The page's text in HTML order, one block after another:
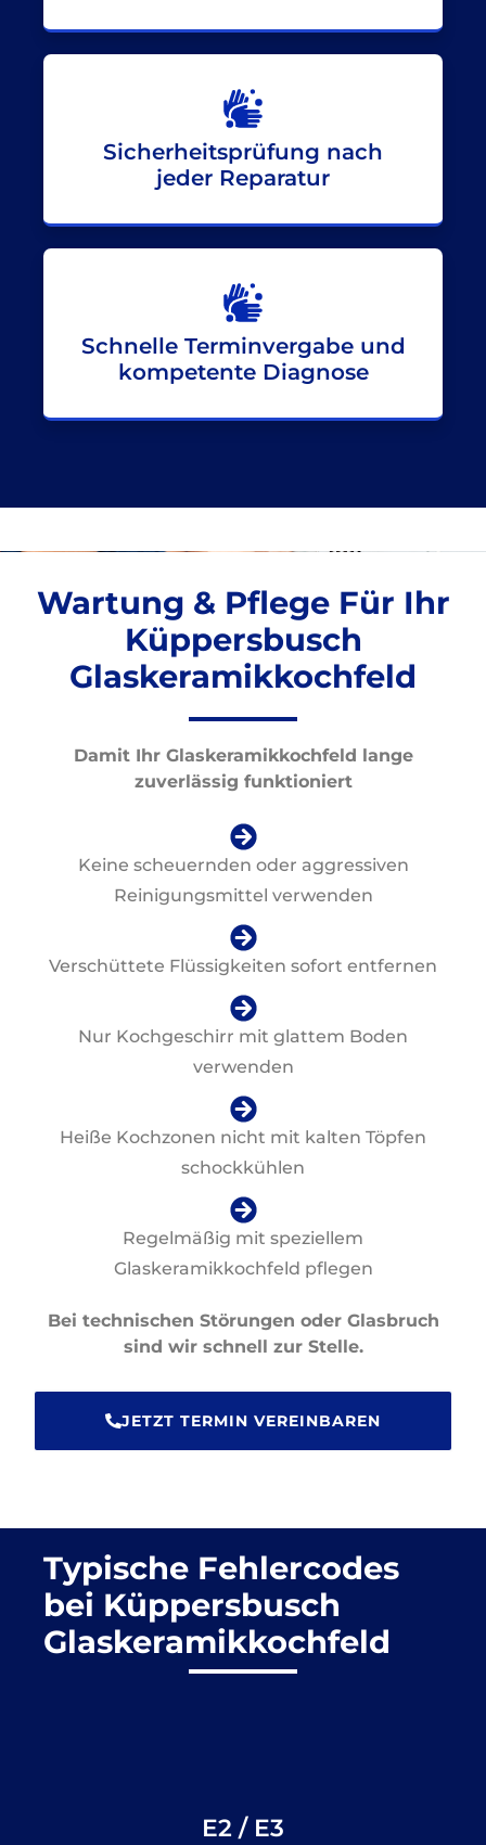
Sicherheitsprüfung nach
jeder Reparatur
Schnelle Terminvergabe und
kompetente Diagnose
Wartung & Pflege Für Ihr
Küppersbusch
Glaskeramikkochfeld
Damit Ihr Glaskeramikkochfeld lange
zuverlässig funktioniert
Keine scheuernden oder aggressiven
Reinigungsmittel verwenden
Verschüttete Flüssigkeiten sofort entfernen
Nur Kochgeschirr mit glattem Boden
verwenden
Heiße Kochzonen nicht mit kalten Töpfen
schockkühlen
Regelmäßig mit speziellem
Glaskeramikkochfeld pflegen
Bei technischen Störungen oder Glasbruch
sind wir schnell zur Stelle.
JETZT TERMIN VEREINBAREN
Typische Fehlercodes
bei Küppersbusch
Glaskeramikkochfeld
E2 / E3